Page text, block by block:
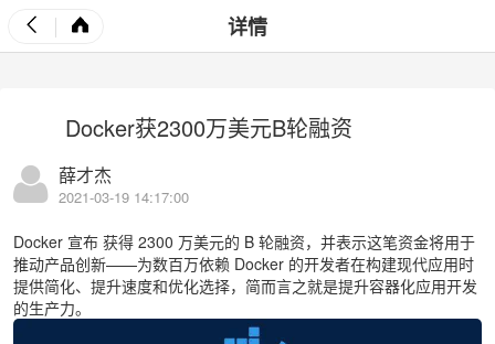
详情
Docker获2300万美元B轮融资
薛才杰
2021-03-19 14:17:00
Docker 宣布 获得 2300 万美元的 B 轮融资，并表示这笔资金将用于
推动产品创新——为数百万依赖 Docker 的开发者在构建现代应用时
提供简化、提升速度和优化选择，简而言之就是提升容器化应用开发
的生产力。